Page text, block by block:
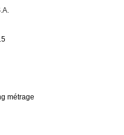
métrage